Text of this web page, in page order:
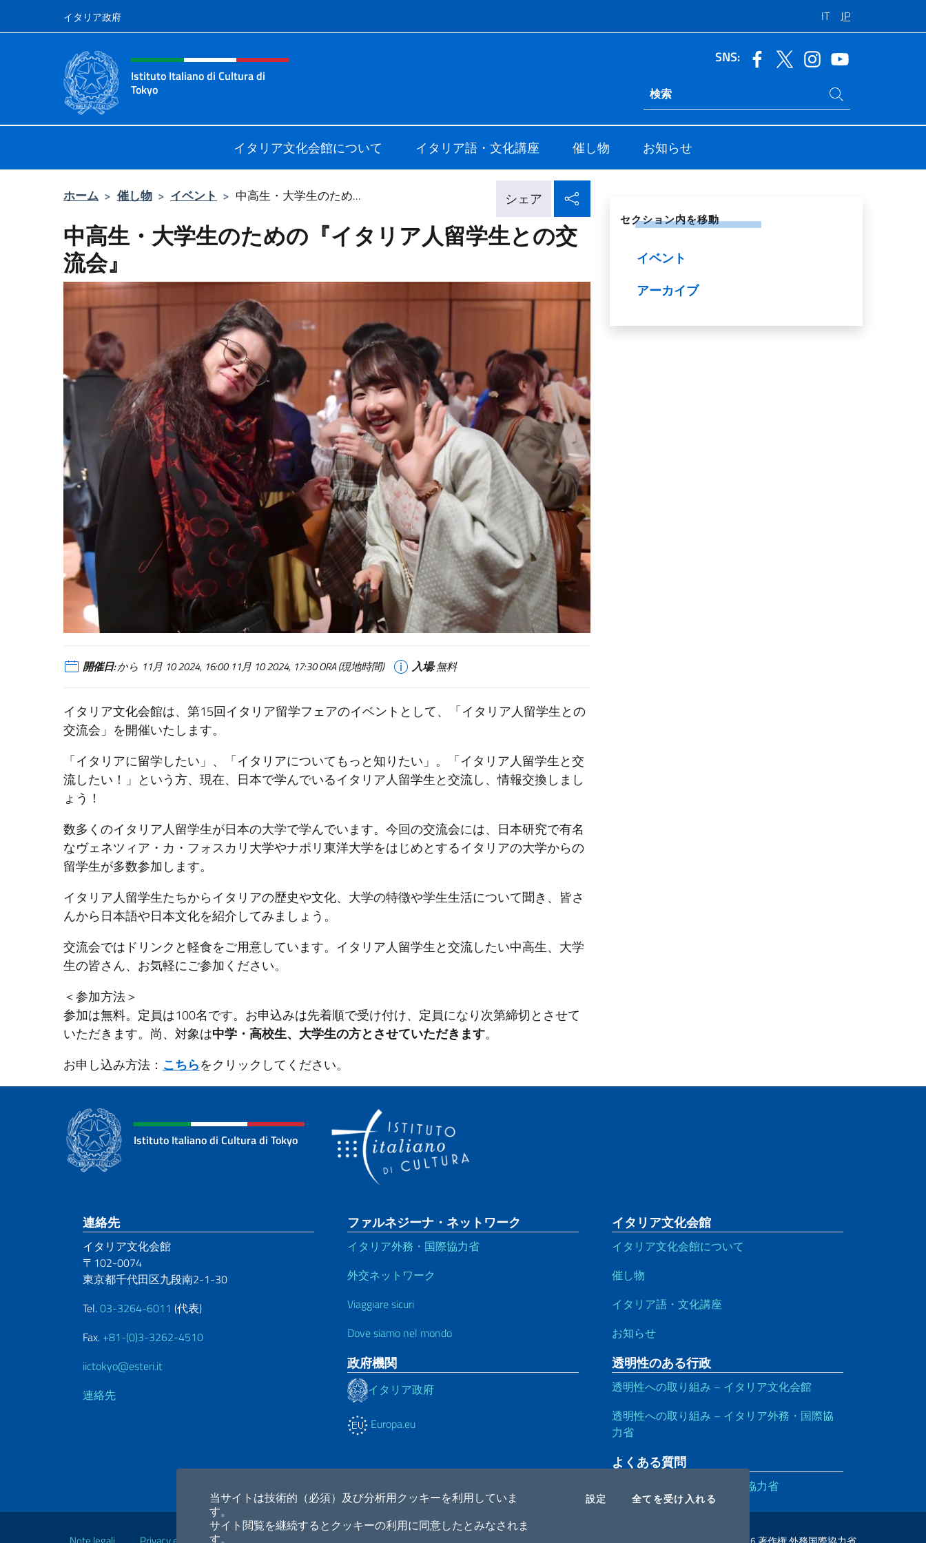
当サイトは技術的（必須）及び分析用クッキーを利用していま
す。
サイト閲覧を継続するとクッキーの利用に同意したとみなされま
す。
設定 COOKIES全てを受け入れる
コンテンツへスキップ
イタリア政府 IT JP
Header, social and menu of site
Istituto Italiano di Cultura di
Tokyo
SNS:
Ricerca sito live
サイト内検索
イタリア文化会館について イタリア語・文化講座 催し物 お知らせ
ホーム > 催し物 > イベント > 中高生・大学生のため... シェア
中高生・大学生のための『イタリア人留学生との交
流会』
開催日:から 11月 10 2024, 16:00 11月 10 2024, 17:30 ORA (現地時間) 入場:無料
イタリア文化会館は、第15回イタリア留学フェアのイベントとして、「イタリア人留学生との
交流会」を開催いたします。
「イタリアに留学したい」、「イタリアについてもっと知りたい」。「イタリア人留学生と交
流したい！」という方、現在、日本で学んでいるイタリア人留学生と交流し、情報交換しまし
ょう！
数多くのイタリア人留学生が日本の大学で学んでいます。今回の交流会には、日本研究で有名
なヴェネツィア・カ・フォスカリ大学やナポリ東洋大学をはじめとするイタリアの大学からの
留学生が多数参加します。
イタリア人留学生たちからイタリアの歴史や文化、大学の特徴や学生生活について聞き、皆さ
んから日本語や日本文化を紹介してみましょう。
交流会ではドリンクと軽食をご用意しています。イタリア人留学生と交流したい中高生、大学
生の皆さん、お気軽にご参加ください。
＜参加方法＞
参加は無料。定員は100名です。お申込みは先着順で受け付け、定員になり次第締切とさせて
いただきます。尚、対象は中学・高校生、大学生の方とさせていただきます。
お申し込み方法： こちらをクリックしてください。
セクション内を移動
イベント
アーカイブ
Istituto Italiano di Cultura di Tokyo
Footer section
連絡先
イタリア文化会館
〒102-0074
東京都千代田区九段南2-1-30
Tel.03-3264-6011 (代表)
Fax. +81-(0)3-3262-4510
iictokyo@esteri.it
連絡先
ファルネジーナ・ネットワーク
イタリア外務・国際協力省
外交ネットワーク
Viaggiare sicuri
Dove siamo nel mondo
政府機関
イタリア政府
Europa.eu
イタリア文化会館
イタリア文化会館について
催し物
イタリア語・文化講座
お知らせ
透明性のある行政
透明性への取り組み – イタリア文化会館
透明性への取り組み – イタリア外務・国際協
力省
よくある質問
よくある質問 – 外務・国際協力省